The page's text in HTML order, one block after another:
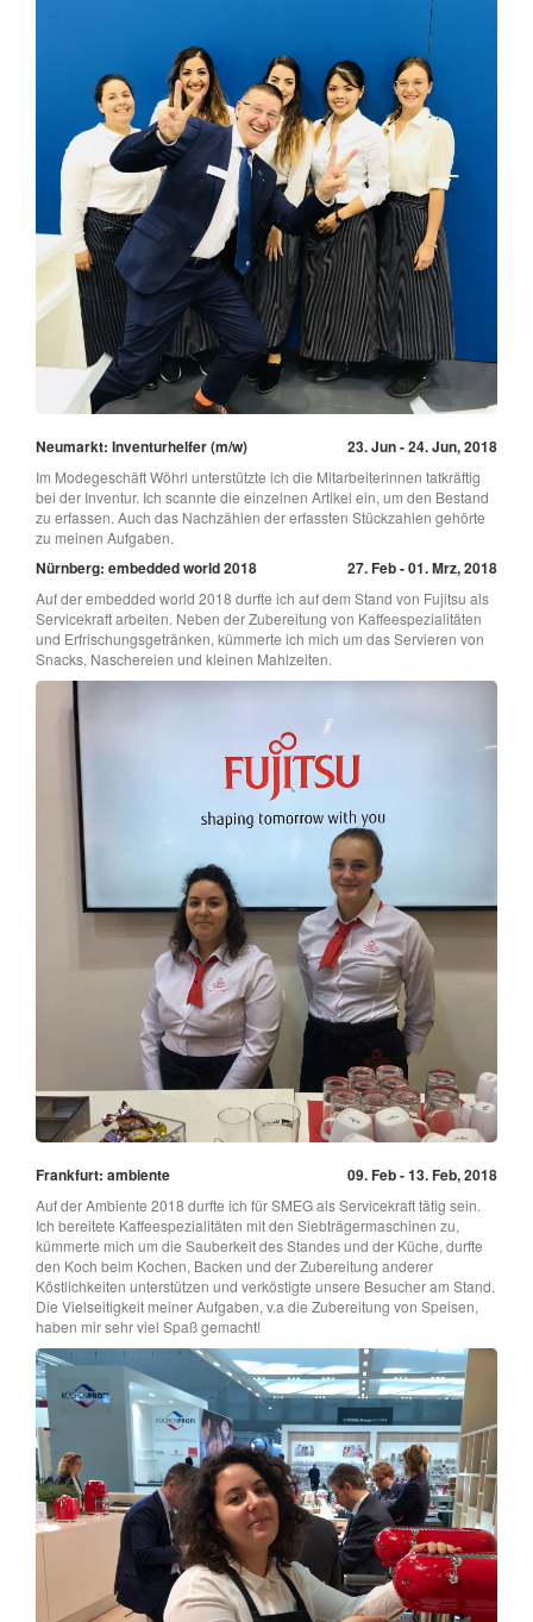
Neumarkt: Inventurhelfer (m/w) 23. Jun - 24. Jun, 2018
Im Modegeschäft Wöhrl unterstützte ich die Mitarbeiterinnen tatkräftig
bei der Inventur. Ich scannte die einzelnen Artikel ein, um den Bestand
zu erfassen. Auch das Nachzählen der erfassten Stückzahlen gehörte
zu meinen Aufgaben.
Nürnberg: embedded world 2018 27. Feb - 01. Mrz, 2018
Auf der embedded world 2018 durfte ich auf dem Stand von Fujitsu als
Servicekraft arbeiten. Neben der Zubereitung von Kaffeespezialitäten
und Erfrischungsgetränken, kümmerte ich mich um das Servieren von
Snacks, Naschereien und kleinen Mahlzeiten.
Frankfurt: ambiente 09. Feb - 13. Feb, 2018
Auf der Ambiente 2018 durfte ich für SMEG als Servicekraft tätig sein.
Ich bereitete Kaffeespezialitäten mit den Siebträgermaschinen zu,
kümmerte mich um die Sauberkeit des Standes und der Küche, durfte
den Koch beim Kochen, Backen und der Zubereitung anderer
Köstlichkeiten unterstützen und verköstigte unsere Besucher am Stand.
Die Vielseitigkeit meiner Aufgaben, v.a die Zubereitung von Speisen,
haben mir sehr viel Spaß gemacht!